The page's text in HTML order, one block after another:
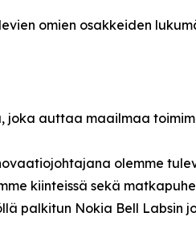
omien osakkeiden
joka auttaa maailmaa
olemme
kiinteissä sekä
palkitun Nokia Bell Labsin